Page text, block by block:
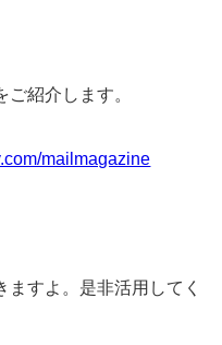
紹介します。
mailmagazine
すよ。是非活用してく